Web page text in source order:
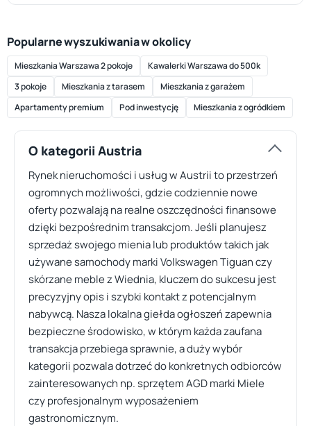
Popularne wyszukiwania w okolicy
Mieszkania Warszawa 2 pokoje
Kawalerki Warszawa do 500k
3 pokoje
Mieszkania z tarasem
Mieszkania z garażem
Apartamenty premium
Pod inwestycję Mieszkania z ogródkiem
O kategorii Austria
Rynek nieruchomości i usług w Austrii to przestrzeń
ogromnych możliwości, gdzie codziennie nowe
oferty pozwalają na realne oszczędności finansowe
dzięki bezpośrednim transakcjom. Jeśli planujesz
sprzedaż swojego mienia lub produktów takich jak
używane samochody marki Volkswagen Tiguan czy
skórzane meble z Wiednia, kluczem do sukcesu jest
precyzyjny opis i szybki kontakt z potencjalnym
nabywcą. Nasza lokalna giełda ogłoszeń zapewnia
bezpieczne środowisko, w którym każda zaufana
transakcja przebiega sprawnie, a duży wybór
kategorii pozwala dotrzeć do konkretnych odbiorców
zainteresowanych np. sprzętem AGD marki Miele
czy profesjonalnym wyposażeniem
gastronomicznym.